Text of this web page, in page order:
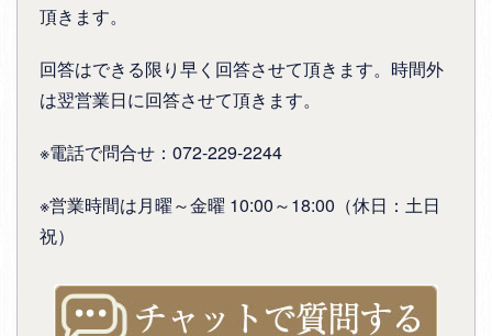
頂きます。
回答はできる限り早く回答させて頂きます。時間外
は翌営業日に回答させて頂きます。
※電話で問合せ：072-229-2244
※営業時間は月曜～金曜 10:00～18:00（休日：土日
祝）